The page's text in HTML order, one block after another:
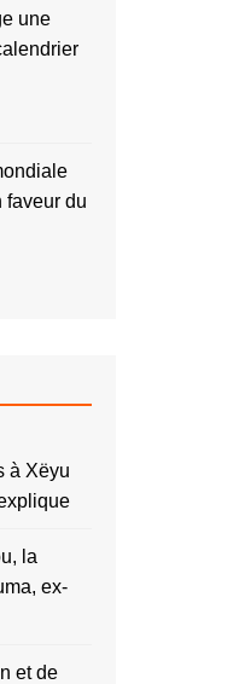
une
faveur du
à Xëyu
la
ex-
et de